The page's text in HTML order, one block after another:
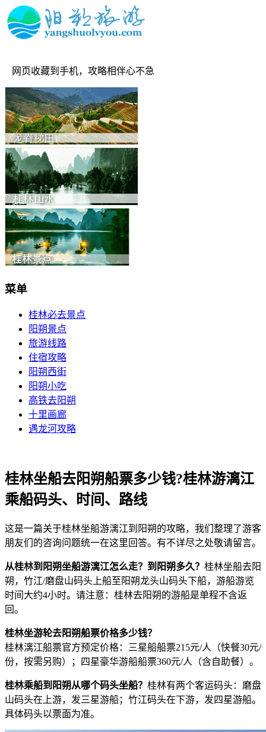
网页收藏到手机，攻略相伴心不急
菜单
桂林必去景点
阳朔景点
旅游线路
住宿攻略
阳朔西街
阳朔小吃
高铁去阳朔
十里画廊
遇龙河攻略
桂林坐船去阳朔船票多少钱?桂林游漓江
乘船码头、时间、路线
这是一篇关于桂林坐船游漓江到阳朔的攻略，我们整理了游客
朋友们的咨询问题统一在这里回答。有不详尽之处敬请留言。
从桂林到阳朔坐船游漓江怎么走？到阳朔多久？ 桂林坐船去阳
朔，竹江/磨盘山码头上船至阳朔龙头山码头下船，游船游览
时间大约4小时。请注意：桂林去阳朔的游船是单程不含返
回。
桂林坐游轮去阳朔船票价格多少钱？
桂林漓江船票官方预定价格：三星船船票215元/人（快餐30元/
份，按需另购）；四星豪华游船船票360元/人（含自助餐）。
桂林乘船到阳朔从哪个码头坐船？ 桂林有两个客运码头：磨盘
山码头在上游，发三星游船；竹江码头在下游，发四星游船。
具体码头以票面为准。